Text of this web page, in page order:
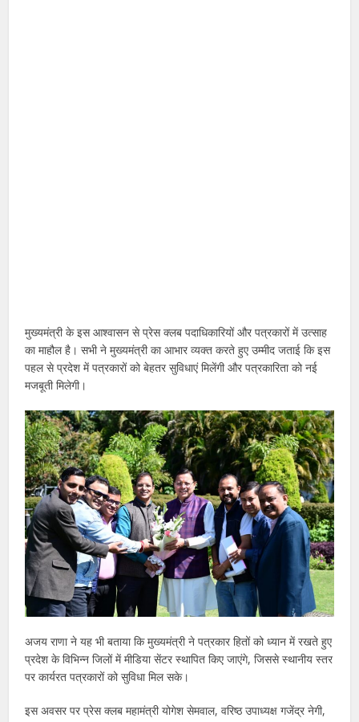
मुख्यमंत्री के इस आश्वासन से प्रेस क्लब पदाधिकारियों और पत्रकारों में उत्साह
का माहौल है। सभी ने मुख्यमंत्री का आभार व्यक्त करते हुए उम्मीद जताई कि इस
पहल से प्रदेश में पत्रकारों को बेहतर सुविधाएं मिलेंगी और पत्रकारिता को नई
मजबूती मिलेगी।
अजय राणा ने यह भी बताया कि मुख्यमंत्री ने पत्रकार हितों को ध्यान में रखते हुए
प्रदेश के विभिन्न जिलों में मीडिया सेंटर स्थापित किए जाएंगे, जिससे स्थानीय स्तर
पर कार्यरत पत्रकारों को सुविधा मिल सके।
इस अवसर पर प्रेस क्लब महामंत्री योगेश सेमवाल, वरिष्ठ उपाध्यक्ष गजेंद्र नेगी,